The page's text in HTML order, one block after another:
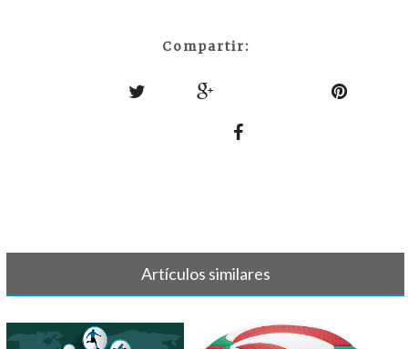
Compartir:
Artículos similares